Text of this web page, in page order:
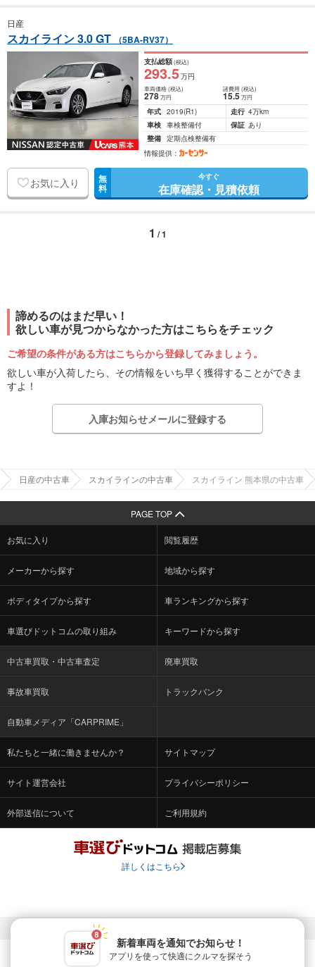
日産
スカイライン 3.0 GT （5BA-RV37）
支払総額(税込)
293.5万円
車両価格(税込)
278万円
諸費用 (税込)
15.5 万円
年式 2019(R1) 走行 4万km
車検 車検整備付 保証 あり
整備 定期点検整備有
情報提供：
お気に入り 無
料
今すぐ
在庫確認・見積依頼
1 / 1
諦めるのはまだ早い！
欲しい車が見つからなかった方はこちらをチェック
ご希望の条件がある方はこちらから登録してみましょう。
欲しい車が入荷したら、その情報をいち早く獲得することができま
すよ！
入庫お知らせメールに登録する
新着車両を通知でお知らせ！
アプリを使って快適にクルマを探そう
日産の中古車 スカイラインの中古車 スカイライン 熊本県の中古車
PAGE TOP
お気に入り 閲覧履歴
メーカーから探す 地域から探す
ボディタイプから探す 車ランキングから探す
車選びドットコムの取り組み キーワードから探す
中古車買取・中古車査定 廃車買取
事故車買取 トラックバンク
自動車メディア「CARPRIME」
私たちと一緒に働きませんか？ サイトマップ
サイト運営会社 プライバシーポリシー
外部送信について ご利用規約
詳しくはこちら
© Fabrica Communications Co., LTD.
当サイトを運営する株式会社ファブリカコミュニケーションズ